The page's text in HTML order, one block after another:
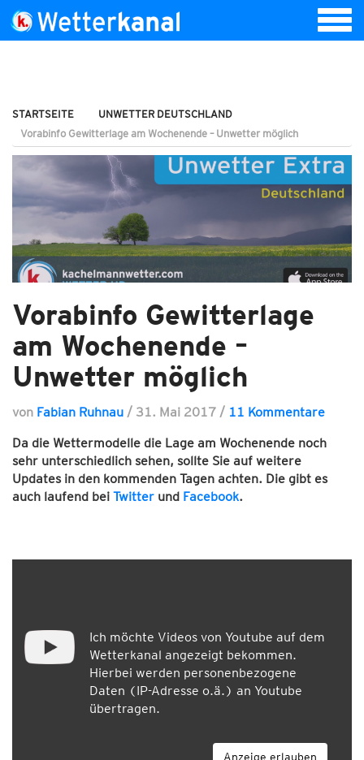
STARTSEITE
UNWETTER DEUTSCHLAND
Vorabinfo Gewitterlage am Wochenende – Unwetter möglich
Vorabinfo Gewitterlage
am Wochenende –
Unwetter möglich
von Fabian Ruhnau / 31. Mai 2017 / 11 Kommentare
Da die Wettermodelle die Lage am Wochenende noch
sehr unterschiedlich sehen, sollte Sie auf weitere
Updates in den kommenden Tagen achten. Die gibt es
auch laufend bei Twitter und Facebook.
Ich möchte Videos von Youtube auf dem
Wetterkanal angezeigt bekommen.
Hierbei werden personenbezogene
Daten (IP-Adresse o.ä.) an Youtube
übertragen.
Anzeige erlauben